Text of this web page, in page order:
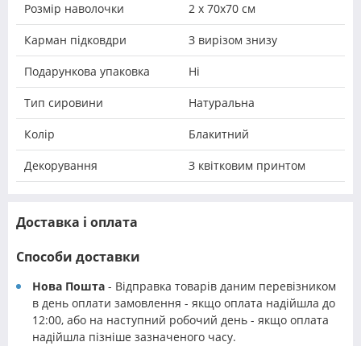
Розмір наволочки 2 х 70х70 см
Карман підковдри З вирізом знизу
Подарункова упаковка Ні
Тип сировини Натуральна
Колір Блакитний
Декорування З квітковим принтом
Доставка і оплата
Способи доставки
Нова Пошта - Відправка товарів даним перевізником
в день оплати замовлення - якщо оплата надійшла до
12:00, або на наступний робочий день - якщо оплата
надійшла пізніше зазначеного часу.